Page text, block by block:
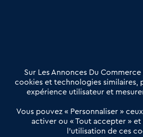
Offres Pro
Actualités
Qui sommes nous ?
Derniers articles
Réseau 3C : un partenaire national dédié
Sur Les Annonces Du
cookies et technologies similaires,
expérience utilisateur et
Vous pouvez « Personnaliser »
activer ou « Tout accepter »
l’utilisation de ces